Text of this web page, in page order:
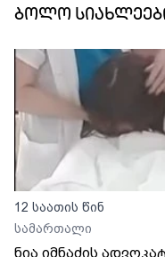
ბოლო
12 საათის წინ
სამართალი
ნია იმნაძის